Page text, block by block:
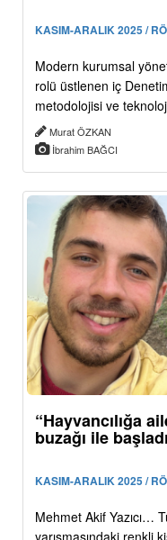
KASIM-ARALIK 2025 /
Modern kurumsal
rolü üstlenen iç
metodolojisi ve
Murat ÖZKAN
İbrahim BAĞCI
“Hayvancılığa
buzağı ile
KASIM-ARALIK 2025 /
Mehmet Akif Yazıcı…
yarışmasındaki renkli